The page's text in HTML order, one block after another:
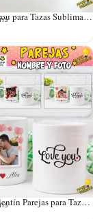
Diseños I love you para Tazas Sublimables
Diseños San Valentín Parejas para Tazas con Foto